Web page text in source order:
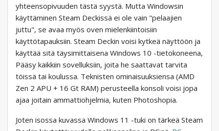
yhteensopivuuden tästä syystä. Mutta Windowsin
käyttäminen Steam Deckissä ei ole vain "pelaajien
juttu", se avaa myös oven mielenkiintoisiin
käyttötapauksiin. Steam Deckin voisi kytkeä näyttöön ja
käyttää sitä täysimittaisena Windows 10 -tietokoneena,
Pääsy kaikkiin sovelluksiin, joita he saattavat tarvita
töissä tai koulussa. Teknisten ominaisuuksiensa (AMD
Zen 2 APU + 16 Gt RAM) perusteella konsoli voisi jopa
ajaa joitain ammattiohjelmia, kuten Photoshopia.
Joten isossa kuvassa Windows 11 -tuki on tärkeä Steam